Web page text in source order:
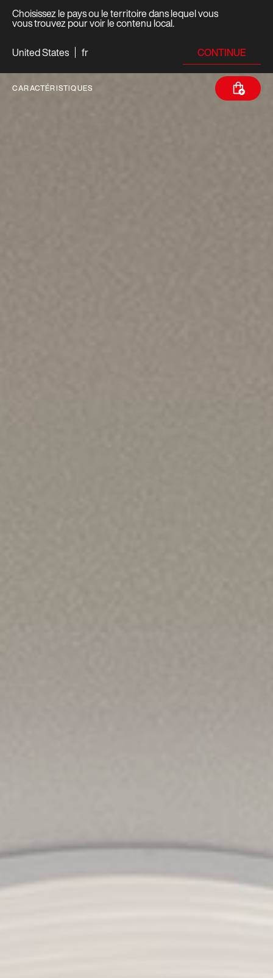
Choisissez le pays ou le territoire dans lequel vous
vous trouvez pour voir le contenu local.
United States
fr CONTINUE
CARACTÉRISTIQUES